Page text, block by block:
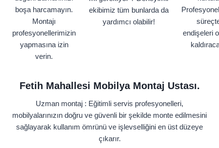
boşa harcamayın.
Montajı
profesyonellerimizin
yapmasına izin
verin.
ekibimiz tüm bunlarda da
yardımcı olabilir!
endişeleri
Fetih Mahallesi Mobilya Montaj Ustası.
Uzman montaj : Eğitimli servis profesyonelleri,
mobilyalarınızın doğru ve güvenli bir şekilde monte edilmesini
sağlayarak kullanım ömrünü ve işlevselliğini en üst düzeye
çıkarır.